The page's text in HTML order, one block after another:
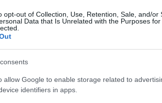
opt-out of Collection, Use, Retention, Sale, and/or
Data that Is Unrelated with the Purposes
allow Google to enable storage related to
identifiers in apps.
θα χρειαστεί να
Συνεπώς, δεν
Ματαρίτα υπέστη θλάση πρώτου
που χτύπησε στο ματς
ημέρες για να είναι βέβαιη η